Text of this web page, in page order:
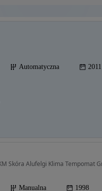
Automatyczna 2011
Manualna 1998